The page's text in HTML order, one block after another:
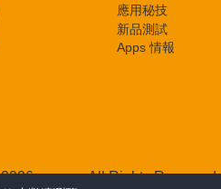
應用秘技
新品測試
Apps 情報
e-zone. All Rights Reserved.